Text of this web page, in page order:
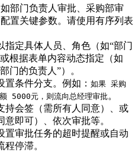
部门负责人审批、采购部审
置关键参数。请使用有序列表
指定具体人员、角色（如“部门
根据表单内容动态指定（如
门的负责人”）。
置条件分支。例如： 如果 采购
5000元，则流向总经理审批。
持会签（需所有人同意）、或
意即可）、依次审批等。
置审批任务的超时提醒或自动
停滞。